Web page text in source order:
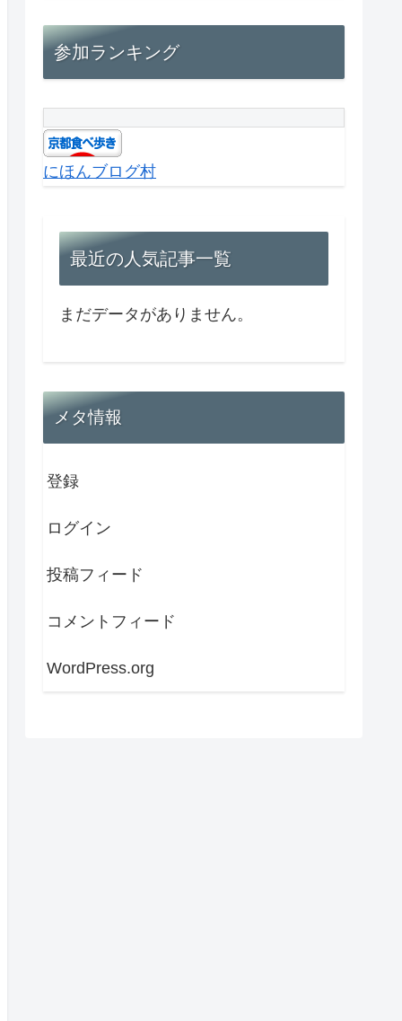
参加ランキング
にほんブログ村
最近の人気記事一覧
まだデータがありません。
メタ情報
登録
ログイン
投稿フィード
コメントフィード
WordPress.org